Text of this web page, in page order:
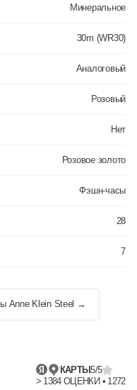
Минеральное
30m (WR30)
Аналоговый
Розовый
Нет
Розовое золото
Фэшн-часы
28
7
Anne Klein Steel →
КАРТЫ5/5